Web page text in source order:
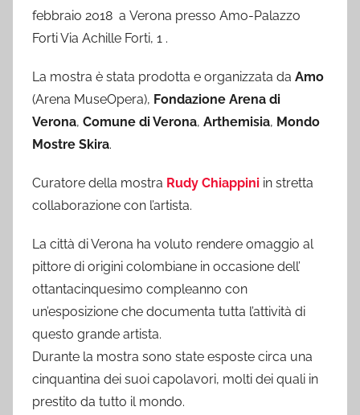
febbraio 2018 a Verona presso Amo-Palazzo
Forti Via Achille Forti, 1 .
La mostra è stata prodotta e organizzata da Amo
(Arena MuseOpera), Fondazione Arena di
Verona, Comune di Verona, Arthemisia, Mondo
Mostre Skira.
Curatore della mostra Rudy Chiappini in stretta
collaborazione con l’artista.
La città di Verona ha voluto rendere omaggio al
pittore di origini colombiane in occasione dell’
ottantacinquesimo compleanno con
un’esposizione che documenta tutta l’attività di
questo grande artista.
Durante la mostra sono state esposte circa una
cinquantina dei suoi capolavori, molti dei quali in
prestito da tutto il mondo.